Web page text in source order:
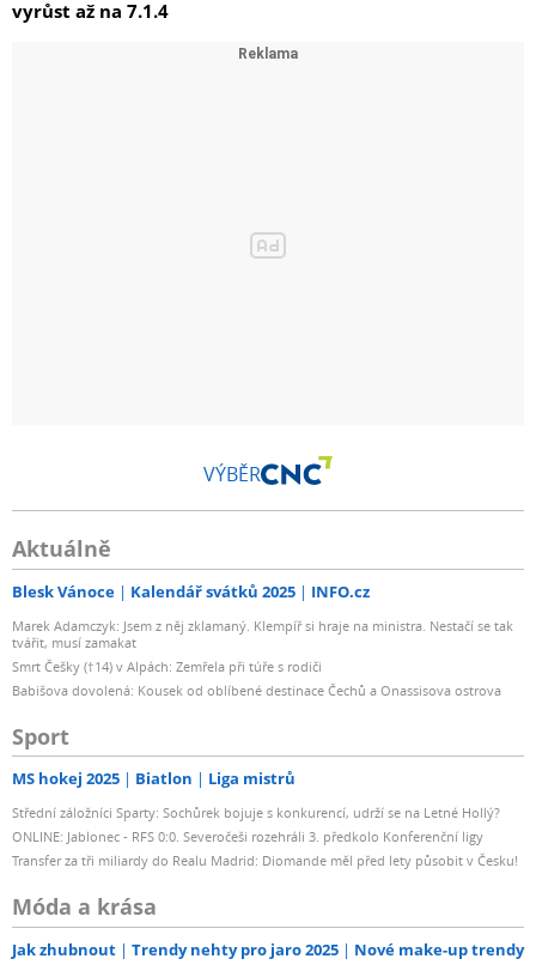
vyrůst až na 7.1.4
VÝBĚR
Aktuálně
Blesk Vánoce Kalendář svátků 2025 INFO.cz
Marek Adamczyk: Jsem z něj zklamaný. Klempíř si hraje na ministra. Nestačí se tak
tvářit, musí zamakat
Smrt Češky (†14) v Alpách: Zemřela při túře s rodiči
Babišova dovolená: Kousek od oblíbené destinace Čechů a Onassisova ostrova
Sport
MS hokej 2025 Biatlon Liga mistrů
Střední záložníci Sparty: Sochůrek bojuje s konkurencí, udrží se na Letné Hollý?
ONLINE: Jablonec - RFS 0:0. Severočeši rozehráli 3. předkolo Konferenční ligy
Transfer za tři miliardy do Realu Madrid: Diomande měl před lety působit v Česku!
Móda a krása
Jak zhubnout Trendy nehty pro jaro 2025 Nové make-up trendy